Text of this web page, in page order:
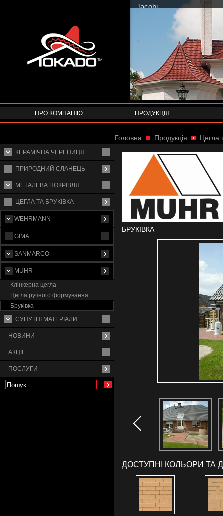
Jacobi
ПРО КОМПАНІЮ ПРОДУКЦІЯ
КЕРАМІЧНА ЧЕРЕПИЦЯ
ПРИРОДНИЙ СЛАНЕЦЬ
МЕТАЛЕВА ПОКРІВЛЯ
ЦЕГЛА ТА БРУКІВКА
WEHRMANN
GIMA
SANMARCO
MUHR
Клінкерна цегла
Цегла ручного формування
Бруківка
СУПУТНI МАТЕРIАЛИ
НОВИНИ
АКЦІЇ
ПОСЛУГИ
БРУКІВКА
ДОСТУПНІ КОЛЬОРИ ТА
Головна Продукція Цегла